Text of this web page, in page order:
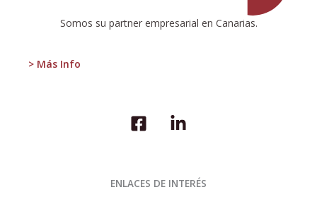
Somos su partner empresarial en Canarias.
> Más Info
ENLACES DE INTERÉS